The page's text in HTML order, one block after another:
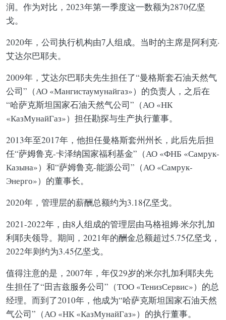
润。作为对比，2023年第一季度这一数额为2870亿坚
戈。
2020年，公司执行机构由7人组成。当时的主席是阿利克·
艾达尔巴耶夫。
2009年，艾达尔巴耶夫先生担任了“曼格斯套石油天然气
公司”（АО «Мангистаумунайгаз»）的负责人，之后在
“哈萨克斯坦国家石油天然气公司”（АО «НК
«КазМунайГаз»）担任勘探与生产执行董事。
2013年至2017年，他担任曼格斯套州州长，此后先后担
任“萨姆鲁克-卡泽纳国家福利基金”（АО «ФНБ «Самрук-
Казына»）和“萨姆鲁克-能源公司”（АО «Самрук-
Энерго»）的董事长。
2020年，管理层的薪酬总额约为3.18亿坚戈。
2021-2022年，由8人组成的管理层由马格祖姆·米尔扎加
利耶夫领导。期间，2021年的酬金总额超过5.75亿坚戈，
2022年则约为3.45亿坚戈。
值得注意的是，2007年，年仅29岁的米尔扎加利耶夫先
生担任了“田吉兹服务公司”（ТОО «ТенизСервис»）的总
经理。而到了2010年，他成为“哈萨克斯坦国家石油天然
气公司”（АО «НК «КазМунайГаз»）的执行董事。